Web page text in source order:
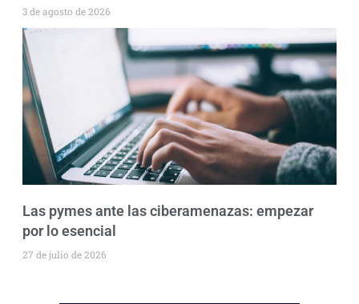
3 de agosto de 2026
Las pymes ante las ciberamenazas: empezar
por lo esencial
27 de julio de 2026